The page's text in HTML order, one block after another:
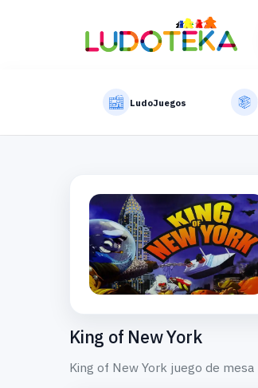
LudoJuegos
King of New York
King of New York juego de mesa